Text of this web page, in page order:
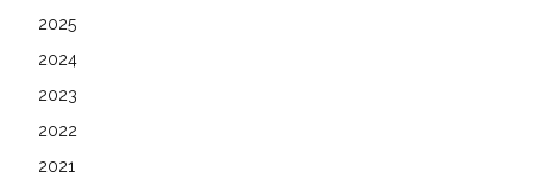
2025
2024
2023
2022
2021